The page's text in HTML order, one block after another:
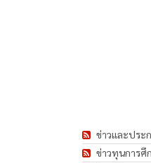
ข่าวและประ
ข่าวทุนการศึ